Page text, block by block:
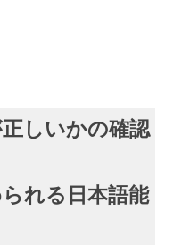
しいかの確認
れる日本語能